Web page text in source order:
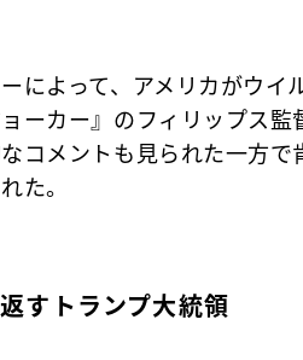
によって、アメリカがウイ
ーカー』のフィリップス
コメントも見られた一方
た。
すトランプ大統領